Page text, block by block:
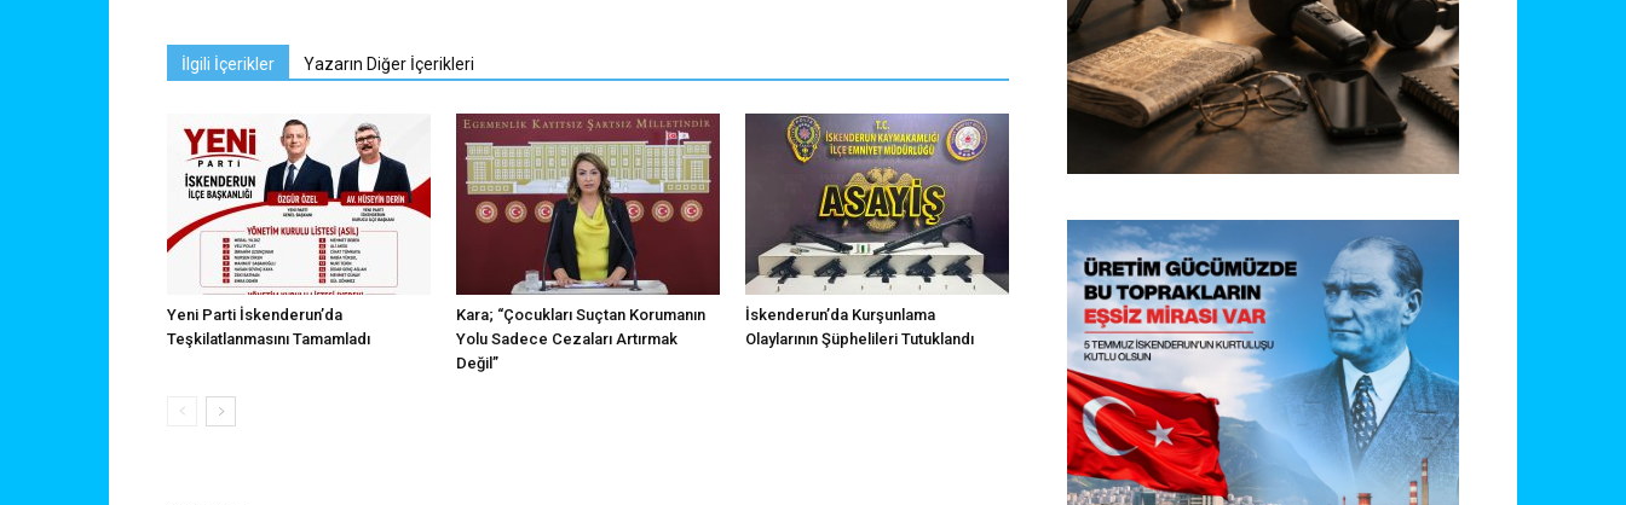
İlgili İçerikler Yazarın Diğer İçerikleri
Yeni Parti İskenderun’da
Teşkilatlanmasını Tamamladı
Kara; “Çocukları Suçtan Korumanın
Yolu Sadece Cezaları Artırmak
Değil”
İskenderun’da Kurşunlama
Olaylarının Şüphelileri Tutuklandı